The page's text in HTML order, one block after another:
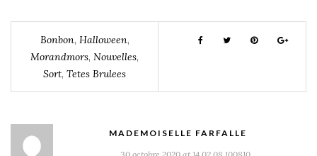
Bonbon, Halloween,
Morandmors, Nouvelles,
Sort, Tetes Brulees
MADEMOISELLE FARFALLE